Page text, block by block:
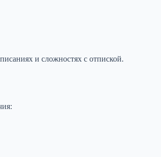
и сложностях с отпиской.